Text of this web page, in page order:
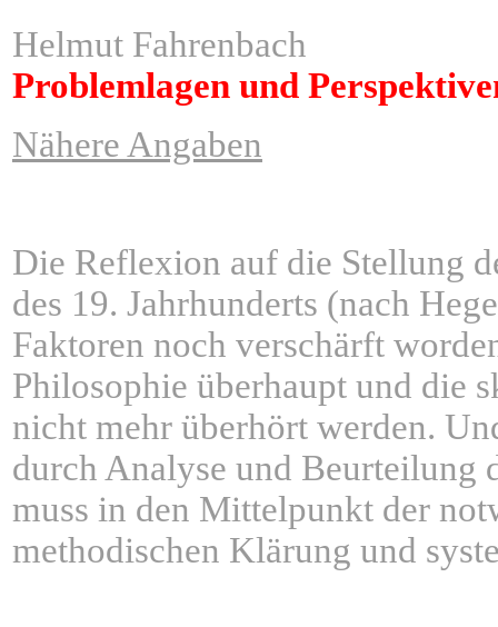
Helmut Fahrenbach
Problemlagen und
Nähere Angaben
Die Reflexion auf die Stellung
des 19. Jahrhunderts (nach
Faktoren noch verschärft
Philosophie überhaupt und die
nicht mehr überhört werden.
durch Analyse und Beurteilung
muss in den Mittelpunkt der
methodischen Klärung und